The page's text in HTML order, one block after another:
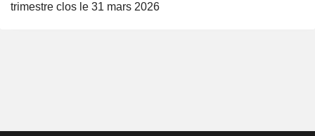
trimestre clos le 31 mars 2026